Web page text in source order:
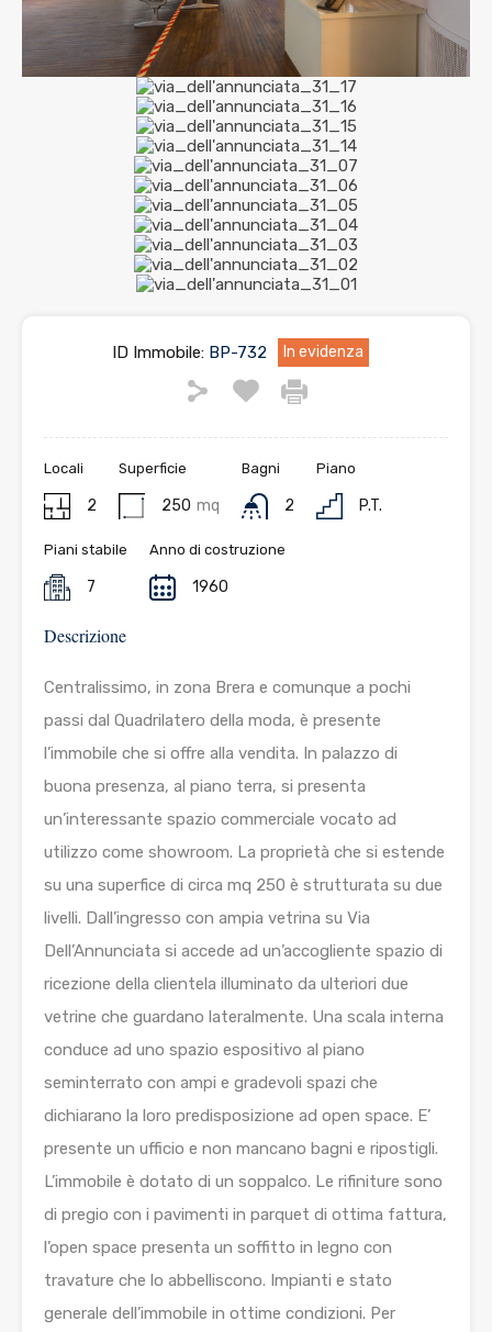
ID Immobile: BP-732 In evidenza
Locali
2
Superficie
250 mq
Bagni
2
Piano
P.T.
Piani stabile
7
Anno di costruzione
1960
Descrizione
Centralissimo, in zona Brera e comunque a pochi
passi dal Quadrilatero della moda, è presente
l’immobile che si offre alla vendita. In palazzo di
buona presenza, al piano terra, si presenta
un’interessante spazio commerciale vocato ad
utilizzo come showroom. La proprietà che si estende
su una superfice di circa mq 250 è strutturata su due
livelli. Dall’ingresso con ampia vetrina su Via
Dell’Annunciata si accede ad un’accogliente spazio di
ricezione della clientela illuminato da ulteriori due
vetrine che guardano lateralmente. Una scala interna
conduce ad uno spazio espositivo al piano
seminterrato con ampi e gradevoli spazi che
dichiarano la loro predisposizione ad open space. E’
presente un ufficio e non mancano bagni e ripostigli.
L’immobile è dotato di un soppalco. Le rifiniture sono
di pregio con i pavimenti in parquet di ottima fattura,
l’open space presenta un soffitto in legno con
travature che lo abbelliscono. Impianti e stato
generale dell’immobile in ottime condizioni. Per